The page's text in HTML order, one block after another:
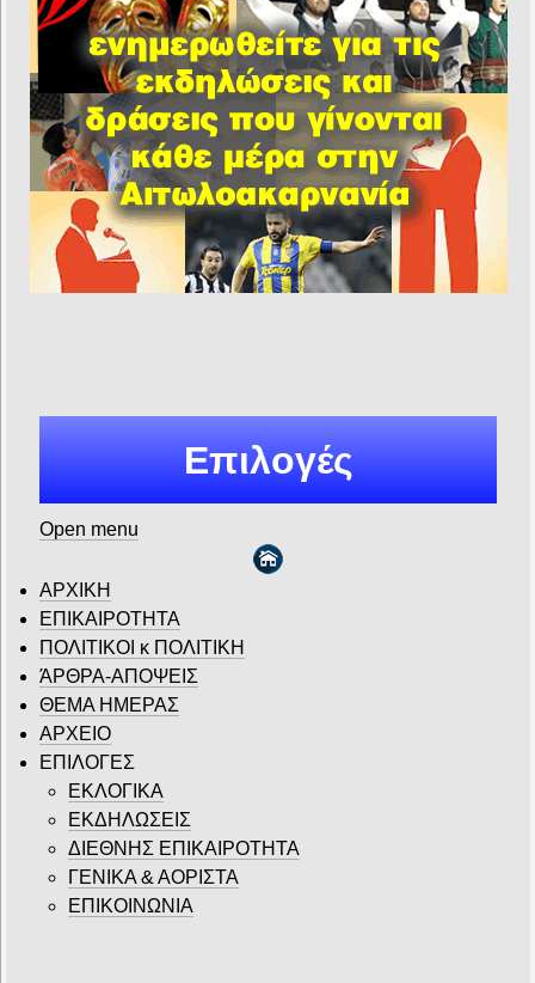
Επιλογές
Open menu
ΑΡΧΙΚΗ
ΕΠΙΚΑΙΡΟΤΗΤΑ
ΠΟΛΙΤΙΚΟΙ κ ΠΟΛΙΤΙΚΗ
ΆΡΘΡΑ-ΑΠΟΨΕΙΣ
ΘΕΜΑ ΗΜΕΡΑΣ
ΑΡΧΕΙΟ
ΕΠΙΛΟΓΕΣ
ΕΚΛΟΓΙΚΑ
ΕΚΔΗΛΩΣΕΙΣ
ΔΙΕΘΝΗΣ ΕΠΙΚΑΙΡΟΤΗΤΑ
ΓΕΝΙΚΑ & ΑΟΡΙΣΤΑ
ΕΠΙΚΟΙΝΩΝΙΑ